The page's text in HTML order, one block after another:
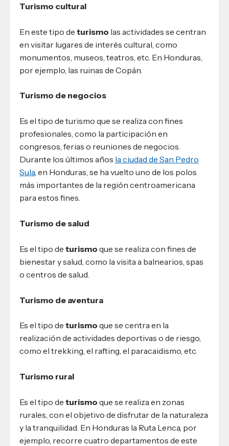
Turismo cultural
En este tipo de turismo las actividades se centran
en visitar lugares de interés cultural, como
monumentos, museos, teatros, etc. En Honduras,
por ejemplo, las ruinas de Copán.
Turismo de negocios
Es el tipo de turismo que se realiza con fines
profesionales, como la participación en
congresos, ferias o reuniones de negocios.
Durante los últimos años la ciudad de San Pedro
Sula, en Honduras, se ha vuelto uno de los polos
más importantes de la región centroamericana
para estos fines.
Turismo de salud
Es el tipo de turismo que se realiza con fines de
bienestar y salud, como la visita a balnearios, spas
o centros de salud.
Turismo de aventura
Es el tipo de turismo que se centra en la
realización de actividades deportivas o de riesgo,
como el trekking, el rafting, el paracaidismo, etc.
Turismo rural
Es el tipo de turismo que se realiza en zonas
rurales, con el objetivo de disfrutar de la naturaleza
y la tranquilidad. En Honduras la Ruta Lenca, por
ejemplo, recorre cuatro departamentos de este